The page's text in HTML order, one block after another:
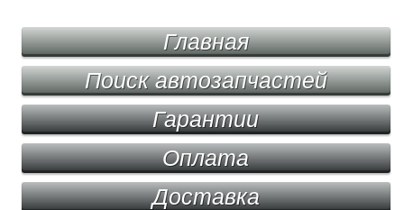
Главная
Поиск автозапчастей
Гарантии
Оплата
Доставка